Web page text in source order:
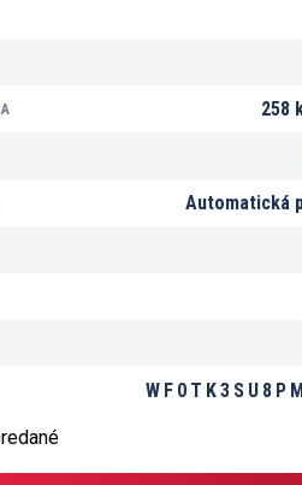
258
Automatická